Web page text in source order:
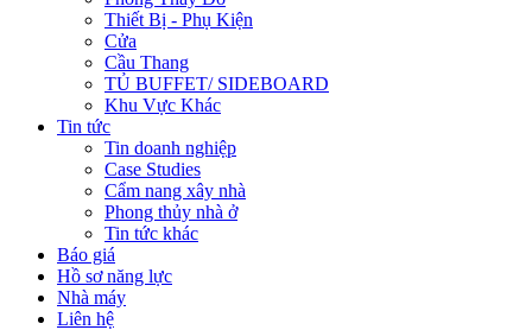
Thiết Bị - Phụ Kiện
Cửa
Cầu Thang
TỦ BUFFET/ SIDEBOARD
Khu Vực Khác
Tin tức
Tin doanh nghiệp
Case Studies
Cẩm nang xây nhà
Phong thủy nhà ở
Tin tức khác
Báo giá
Hồ sơ năng lực
Nhà máy
Liên hệ